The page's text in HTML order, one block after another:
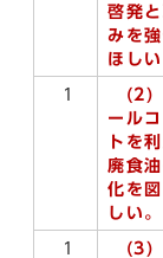
啓発
みを
ほしい
1
(2)
ール
トを
廃食
化を
しい。
1
(3)